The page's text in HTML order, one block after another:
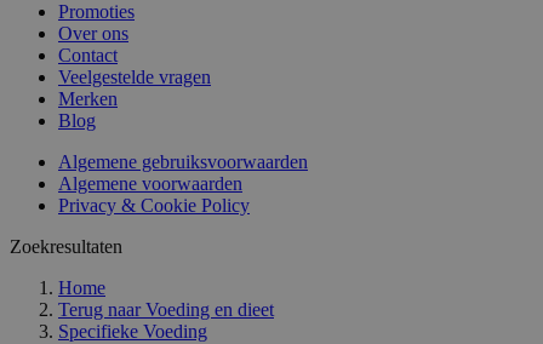
Promoties
Over ons
Contact
Veelgestelde vragen
Merken
Blog
Algemene gebruiksvoorwaarden
Algemene voorwaarden
Privacy & Cookie Policy
Zoekresultaten
Home
Terug naar Voeding en dieet
Specifieke Voeding